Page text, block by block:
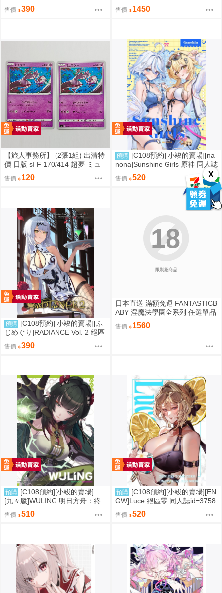
X
人誌id=3727344
售價 390
道 白厄 列車環遊記Ver 1/8 1011
售價 1450
【旅人事務所】 (2張1組) 出清特
價 日版 sI F 170/414 超夢 ミュ
ウツー PTCG 寶可夢 卡牌【原售
價480元 特價120元】
售價 120
預購 [C108預約][小竣的賣場][na
nona]Sunshine Girls 原神 同人誌
id=3774614
售價 520
預購 [C108預約][小竣的賣場][ふ
じめぐり]RADIANCE Vol. 2 絕區
零 同人誌id=3755087
售價 390
限制級商品
18
日本直送 滿額免運 FANTASTICB
ABY 淫魔法學園全系列 任選單品
/ 3位學妹豪華全套組 疾風雷神
售價 1560
預購 [C108預約][小竣的賣場]
[九々蜃]WULING 明日方舟：終
末地 同人誌id=3774619
售價 510
預購 [C108預約][小竣的賣場][EN
GW]Luce 絕區零 同人誌id=3758
售價 520